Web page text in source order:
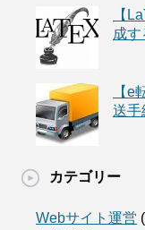
【
成す
【e
送手
カテゴリー
Webサイト運営